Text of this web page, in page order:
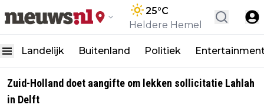
25°C
Heldere Hemel
Landelijk Buitenland Politiek
Zuid-Holland doet aangifte om lekken sollicitatie Lahlah
in Delft